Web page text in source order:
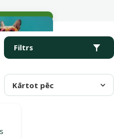
Filtrs
Kārtot pēc